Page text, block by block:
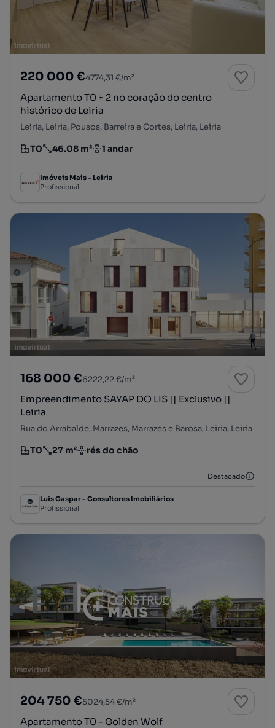
220 000 €4774,31 €/m²
Apartamento T0 + 2 no coração do centro
histórico de Leiria
Leiria, Leiria, Pousos, Barreira e Cortes, Leiria, Leiria
Tipologia
T0
Preço por metro quadrado
46.08 m²
Andar 1 andar
Imóveis Mais - Leiria
Profissional
168 000 €6222,22 €/m²
Empreendimento SAYAP DO LIS || Exclusivo ||
Leiria
Rua do Arrabalde, Marrazes, Marrazes e Barosa, Leiria, Leiria
Tipologia
T0
Preço por metro quadrado
27 m²
Andar rés do chão
Destacado
Luís Gaspar - Consultores Imobiliários
Profissional
204 750 €5024,54 €/m²
Apartamento T0 - Golden Wolf